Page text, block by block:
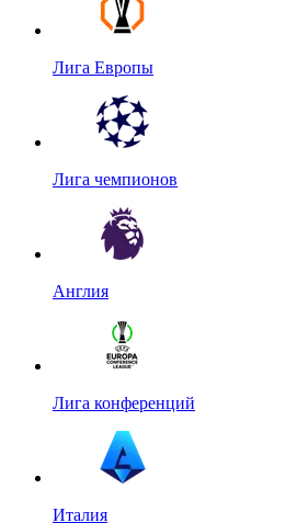
Лига Европы
Лига чемпионов
Англия
Лига конференций
Италия